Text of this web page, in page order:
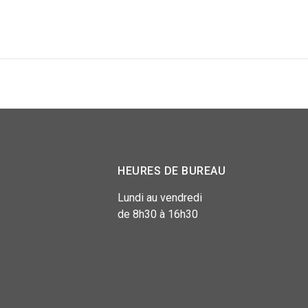
HEURES DE BUREAU
Lundi au vendredi
de 8h30 à 16h30